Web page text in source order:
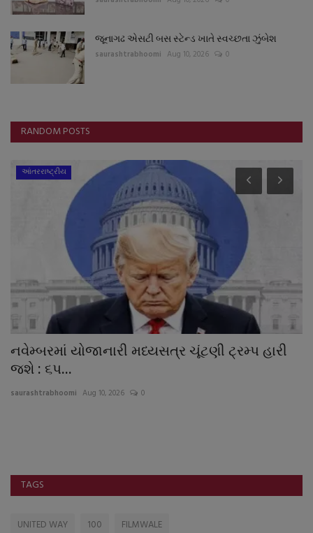
જૂનાગઢ એસટી બસ સ્ટેન્ડ ખાતે સ્વચ્છતા ઝુંબેશ
saurashtrabhoomi Aug 10, 2026 0
RANDOM POSTS
આંતરરાષ્ટ્રીય
નવેમ્બરમાં યોજાનારી મધ્યસત્ર ચૂંટણી ટ્રમ્પ હારી
જશે : ૬પ...
saurashtrabhoomi Aug 10, 2026 0
TAGS
UNITED WAY 100
FILMWALE